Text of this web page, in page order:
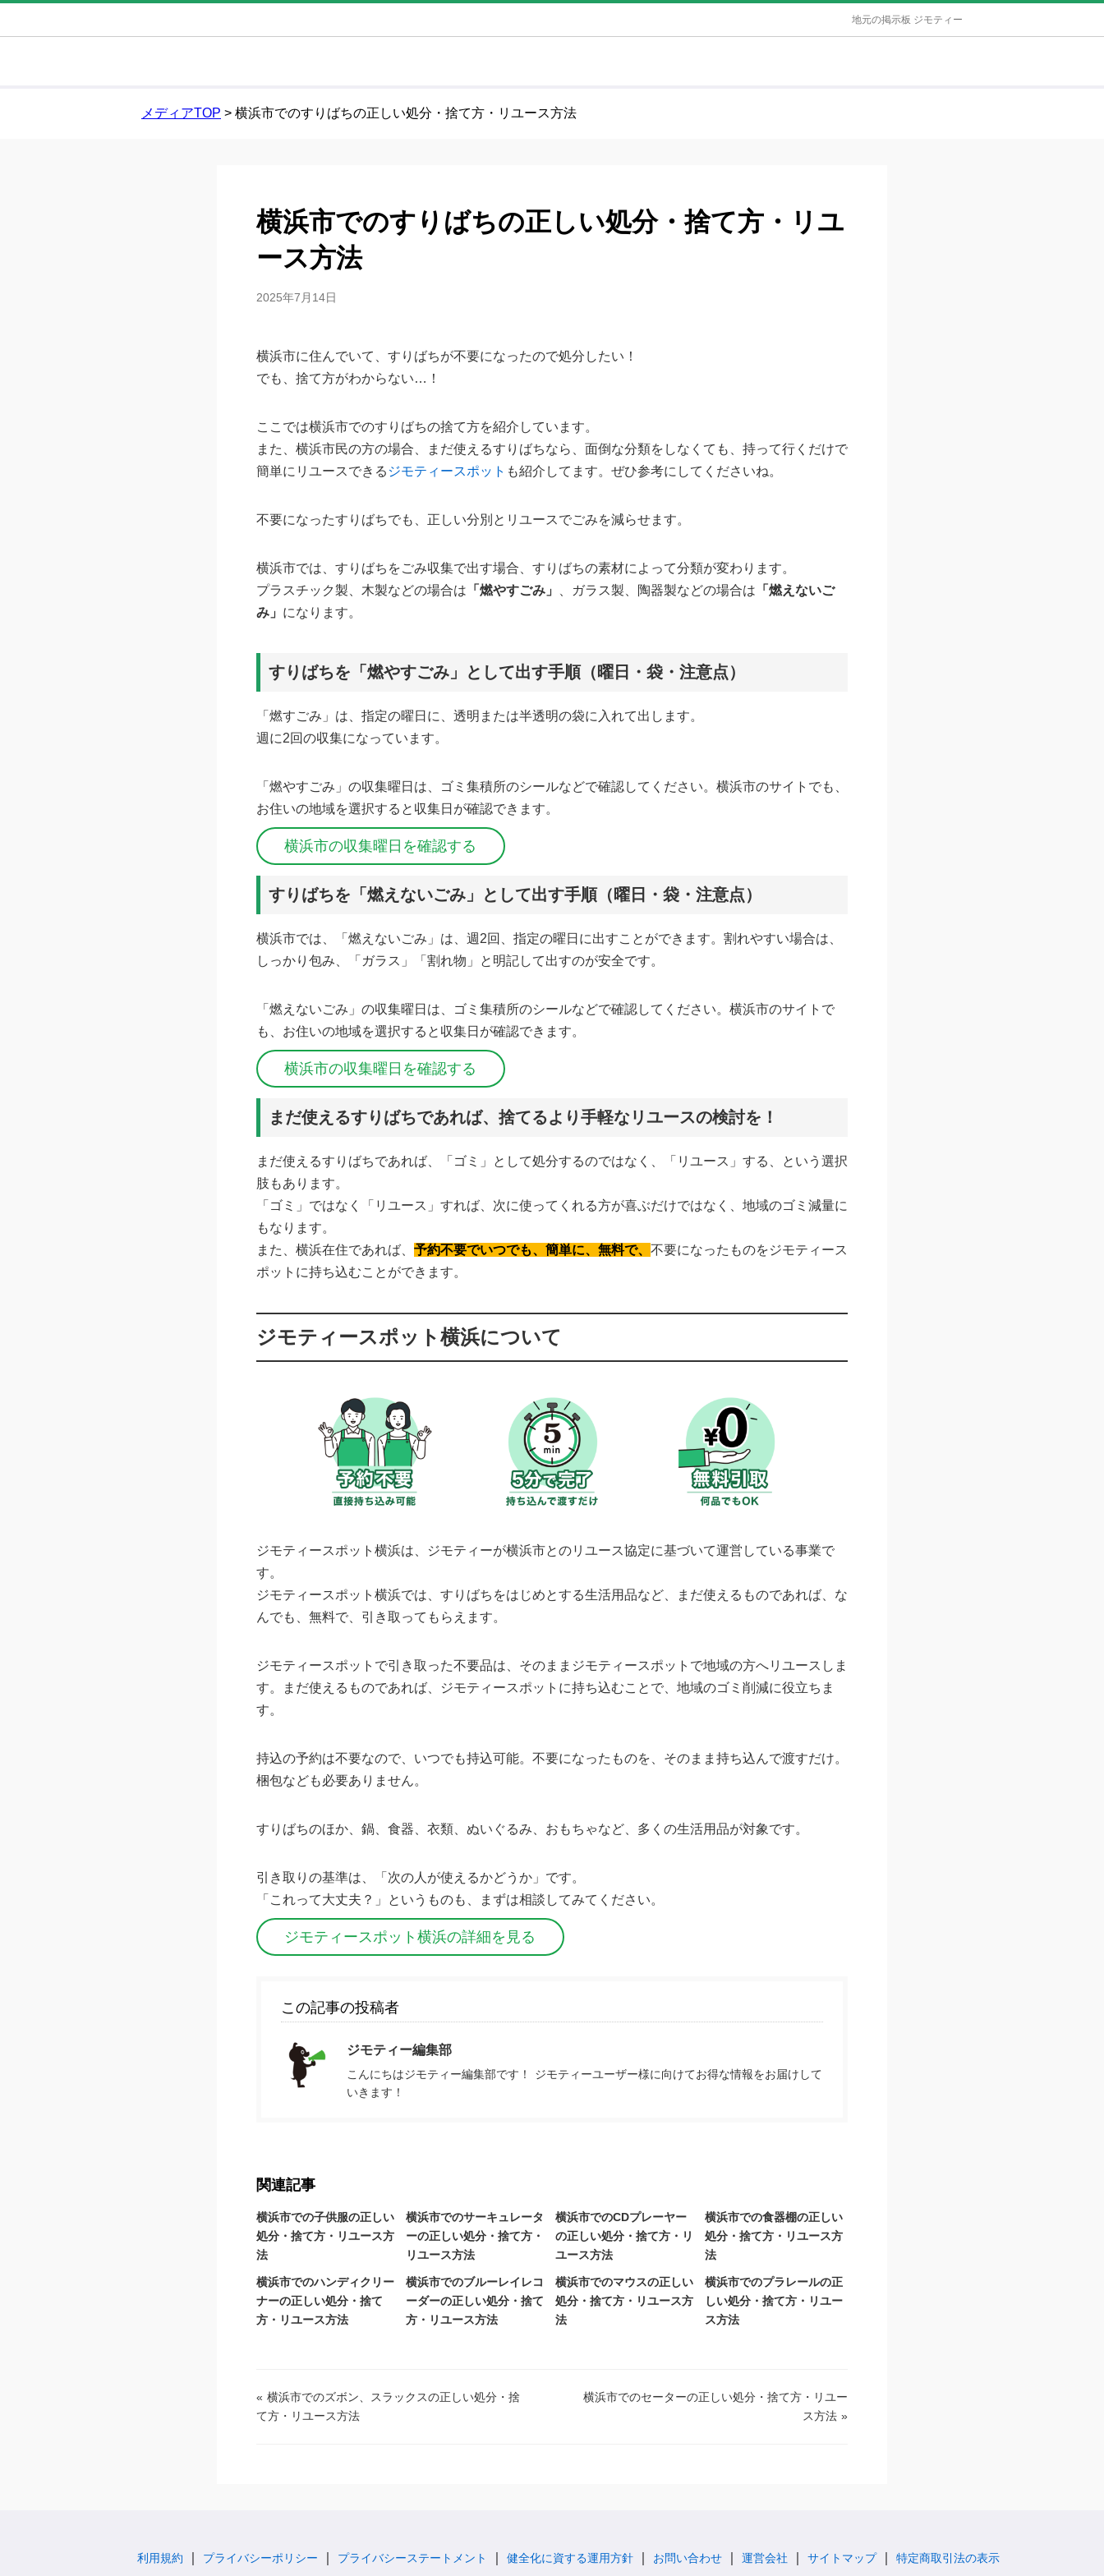
地元の掲示板 ジモティー
メディアTOP > 横浜市でのすりばちの正しい処分・捨て方・リユース方法
横浜市でのすりばちの正しい処分・捨て方・リユ
ース方法
2025年7月14日
横浜市に住んでいて、すりばちが不要になったので処分したい！
でも、捨て方がわからない…！
ここでは横浜市でのすりばちの捨て方を紹介しています。
また、横浜市民の方の場合、まだ使えるすりばちなら、面倒な分類をしなくても、持って行くだけで
簡単にリユースできる ジモティースポット も紹介してます。ぜひ参考にしてくださいね。
不要になったすりばちでも、正しい分別とリユースでごみを減らせます。
横浜市では、すりばちをごみ収集で出す場合、すりばちの素材によって分類が変わります。
プラスチック製、木製などの場合は 「燃やすごみ」 、ガラス製、陶器製などの場合は 「燃えないご
み」 になります。
すりばちを「燃やすごみ」として出す手順（曜日・袋・注意点）
「燃すごみ」は、指定の曜日に、透明または半透明の袋に入れて出します。
週に2回の収集になっています。
「燃やすごみ」の収集曜日は、ゴミ集積所のシールなどで確認してください。横浜市のサイトでも、
お住いの地域を選択すると収集日が確認できます。
横浜市の収集曜日を確認する
すりばちを「燃えないごみ」として出す手順（曜日・袋・注意点）
横浜市では、「燃えないごみ」は、週2回、指定の曜日に出すことができます。割れやすい場合は、
しっかり包み、「ガラス」「割れ物」と明記して出すのが安全です。
「燃えないごみ」の収集曜日は、ゴミ集積所のシールなどで確認してください。横浜市のサイトで
も、お住いの地域を選択すると収集日が確認できます。
横浜市の収集曜日を確認する
まだ使えるすりばちであれば、捨てるより手軽なリユースの検討を！
まだ使えるすりばちであれば、「ゴミ」として処分するのではなく、「リユース」する、という選択
肢もあります。
「ゴミ」ではなく「リユース」すれば、次に使ってくれる方が喜ぶだけではなく、地域のゴミ減量に
もなります。
また、横浜在住であれば、 予約不要でいつでも、簡単に、無料で、 不要になったものをジモティース
ポットに持ち込むことができます。
ジモティースポット横浜について
ジモティースポット横浜は、ジモティーが横浜市とのリユース協定に基づいて運営している事業で
す。
ジモティースポット横浜では、すりばちをはじめとする生活用品など、まだ使えるものであれば、な
んでも、無料で、引き取ってもらえます。
ジモティースポットで引き取った不要品は、そのままジモティースポットで地域の方へリユースしま
す。まだ使えるものであれば、ジモティースポットに持ち込むことで、地域のゴミ削減に役立ちま
す。
持込の予約は不要なので、いつでも持込可能。不要になったものを、そのまま持ち込んで渡すだけ。
梱包なども必要ありません。
すりばちのほか、鍋、食器、衣類、ぬいぐるみ、おもちゃなど、多くの生活用品が対象です。
引き取りの基準は、「次の人が使えるかどうか」です。
「これって大丈夫？」というものも、まずは相談してみてください。
ジモティースポット横浜の詳細を見る
この記事の投稿者
ジモティー編集部
こんにちはジモティー編集部です！ ジモティーユーザー様に向けてお得な情報をお届けして
いきます！
関連記事
横浜市での子供服の正しい
処分・捨て方・リユース方
法
横浜市でのサーキュレータ
ーの正しい処分・捨て方・
リユース方法
横浜市でのCDプレーヤー
の正しい処分・捨て方・リ
ユース方法
横浜市での食器棚の正しい
処分・捨て方・リユース方
法
横浜市でのハンディクリー
ナーの正しい処分・捨て
方・リユース方法
横浜市でのブルーレイレコ
ーダーの正しい処分・捨て
方・リユース方法
横浜市でのマウスの正しい
処分・捨て方・リユース方
法
横浜市でのプラレールの正
しい処分・捨て方・リユー
ス方法
« 横浜市でのズボン、スラックスの正しい処分・捨
て方・リユース方法
横浜市でのセーターの正しい処分・捨て方・リユー
ス方法 »
利用規約 プライバシーポリシー プライバシーステートメント 健全化に資する運用方針 お問い合わせ 運営会社 サイトマップ 特定商取引法の表示